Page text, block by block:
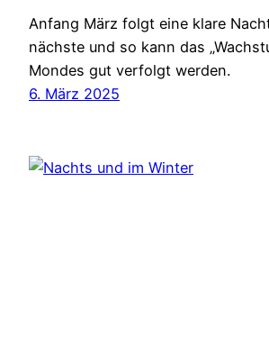
Anfang März folgt eine klare
nächste und so kann das
Mondes gut verfolgt werden.
6. März 2025